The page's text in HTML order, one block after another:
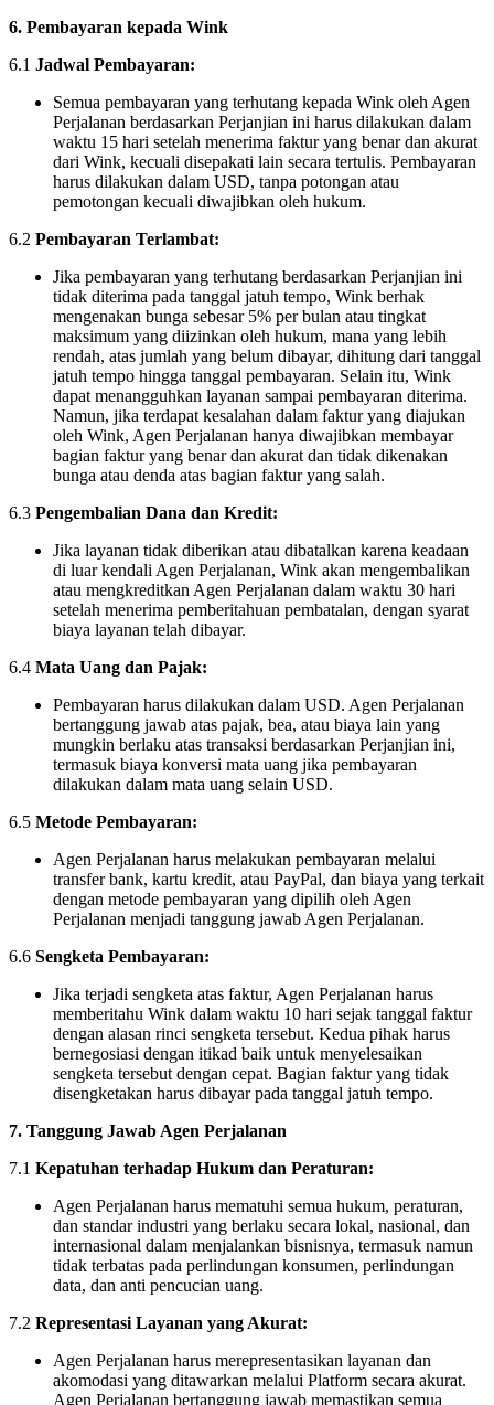
6. Pembayaran kepada Wink
6.1 Jadwal Pembayaran:
Semua pembayaran yang terhutang kepada Wink oleh Agen
Perjalanan berdasarkan Perjanjian ini harus dilakukan dalam
waktu 15 hari setelah menerima faktur yang benar dan akurat
dari Wink, kecuali disepakati lain secara tertulis. Pembayaran
harus dilakukan dalam USD, tanpa potongan atau
pemotongan kecuali diwajibkan oleh hukum.
6.2 Pembayaran Terlambat:
Jika pembayaran yang terhutang berdasarkan Perjanjian ini
tidak diterima pada tanggal jatuh tempo, Wink berhak
mengenakan bunga sebesar 5% per bulan atau tingkat
maksimum yang diizinkan oleh hukum, mana yang lebih
rendah, atas jumlah yang belum dibayar, dihitung dari tanggal
jatuh tempo hingga tanggal pembayaran. Selain itu, Wink
dapat menangguhkan layanan sampai pembayaran diterima.
Namun, jika terdapat kesalahan dalam faktur yang diajukan
oleh Wink, Agen Perjalanan hanya diwajibkan membayar
bagian faktur yang benar dan akurat dan tidak dikenakan
bunga atau denda atas bagian faktur yang salah.
6.3 Pengembalian Dana dan Kredit:
Jika layanan tidak diberikan atau dibatalkan karena keadaan
di luar kendali Agen Perjalanan, Wink akan mengembalikan
atau mengkreditkan Agen Perjalanan dalam waktu 30 hari
setelah menerima pemberitahuan pembatalan, dengan syarat
biaya layanan telah dibayar.
6.4 Mata Uang dan Pajak:
Pembayaran harus dilakukan dalam USD. Agen Perjalanan
bertanggung jawab atas pajak, bea, atau biaya lain yang
mungkin berlaku atas transaksi berdasarkan Perjanjian ini,
termasuk biaya konversi mata uang jika pembayaran
dilakukan dalam mata uang selain USD.
6.5 Metode Pembayaran:
Agen Perjalanan harus melakukan pembayaran melalui
transfer bank, kartu kredit, atau PayPal, dan biaya yang terkait
dengan metode pembayaran yang dipilih oleh Agen
Perjalanan menjadi tanggung jawab Agen Perjalanan.
6.6 Sengketa Pembayaran:
Jika terjadi sengketa atas faktur, Agen Perjalanan harus
memberitahu Wink dalam waktu 10 hari sejak tanggal faktur
dengan alasan rinci sengketa tersebut. Kedua pihak harus
bernegosiasi dengan itikad baik untuk menyelesaikan
sengketa tersebut dengan cepat. Bagian faktur yang tidak
disengketakan harus dibayar pada tanggal jatuh tempo.
7. Tanggung Jawab Agen Perjalanan
7.1 Kepatuhan terhadap Hukum dan Peraturan:
Agen Perjalanan harus mematuhi semua hukum, peraturan,
dan standar industri yang berlaku secara lokal, nasional, dan
internasional dalam menjalankan bisnisnya, termasuk namun
tidak terbatas pada perlindungan konsumen, perlindungan
data, dan anti pencucian uang.
7.2 Representasi Layanan yang Akurat:
Agen Perjalanan harus merepresentasikan layanan dan
akomodasi yang ditawarkan melalui Platform secara akurat.
Agen Perjalanan bertanggung jawab memastikan semua